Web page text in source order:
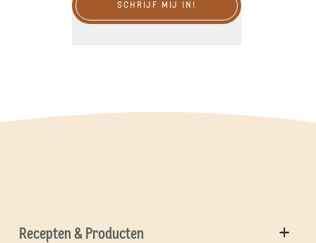
SCHRIJF MIJ IN!
Recepten & Producten